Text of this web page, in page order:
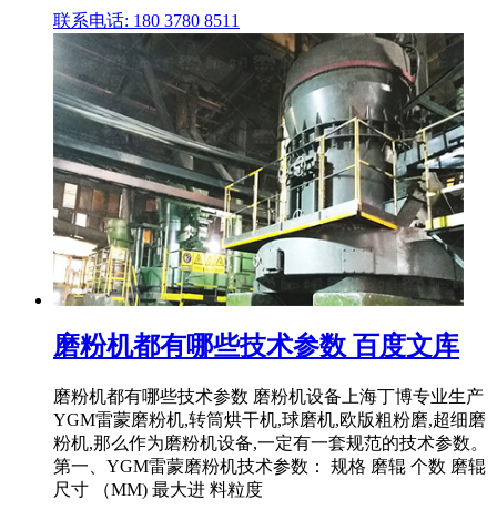
联系电话: 180 3780 8511
磨粉机都有哪些技术参数 百度文库
磨粉机都有哪些技术参数 磨粉机设备上海丁博专业生产
YGM雷蒙磨粉机,转筒烘干机,球磨机,欧版粗粉磨,超细磨
粉机,那么作为磨粉机设备,一定有一套规范的技术参数。
第一、YGM雷蒙磨粉机技术参数： 规格 磨辊 个数 磨辊
尺寸 （MM) 最大进 料粒度